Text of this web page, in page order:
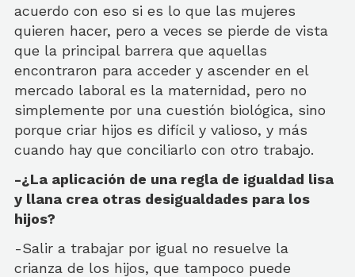
acuerdo con eso si es lo que las mujeres
quieren hacer, pero a veces se pierde de vista
que la principal barrera que aquellas
encontraron para acceder y ascender en el
mercado laboral es la maternidad, pero no
simplemente por una cuestión biológica, sino
porque criar hijos es difícil y valioso, y más
cuando hay que conciliarlo con otro trabajo.
-¿La aplicación de una regla de igualdad lisa
y llana crea otras desigualdades para los
hijos?
-Salir a trabajar por igual no resuelve la
crianza de los hijos, que tampoco puede